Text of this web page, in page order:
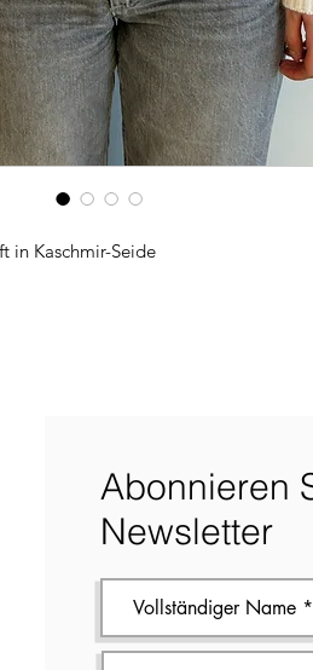
in Kaschmir-Seide
Abonnieren
Newsletter